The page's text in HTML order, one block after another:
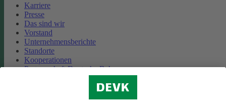
Karriere
Presse
Das sind wir
Vorstand
Unternehmensberichte
Standorte
Kooperationen
Partnerschaft Deutsche Bahn